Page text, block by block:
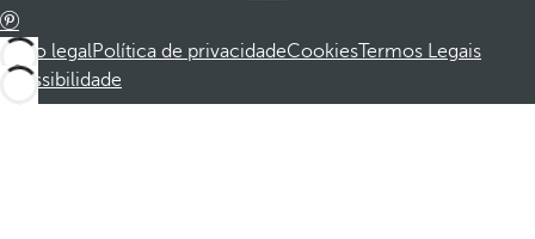
Aviso legalPolítica de privacidadeCookiesTermos Legais
Acessibilidade